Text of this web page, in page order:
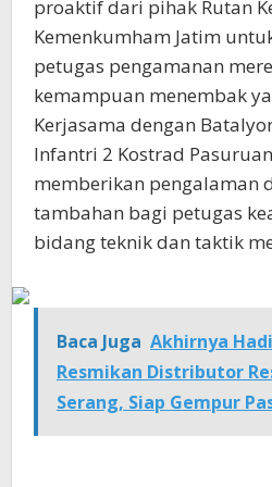
proaktif dari pihak Rutan
Kemenkumham Jatim
petugas pengamanan
kemampuan menembak
Kerjasama dengan
Infantri 2 Kostrad
memberikan pengalaman
tambahan bagi petugas
bidang teknik dan taktik
Baca Juga Akhirnya
Resmikan Distributor
Serang, Siap Gempur